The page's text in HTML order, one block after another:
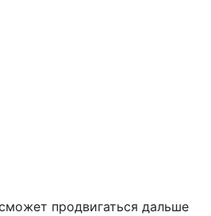
продвигаться дальше